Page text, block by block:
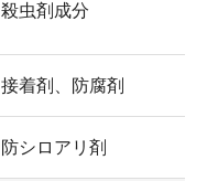
殺虫剤成分
接着剤、防腐剤
防シロアリ剤